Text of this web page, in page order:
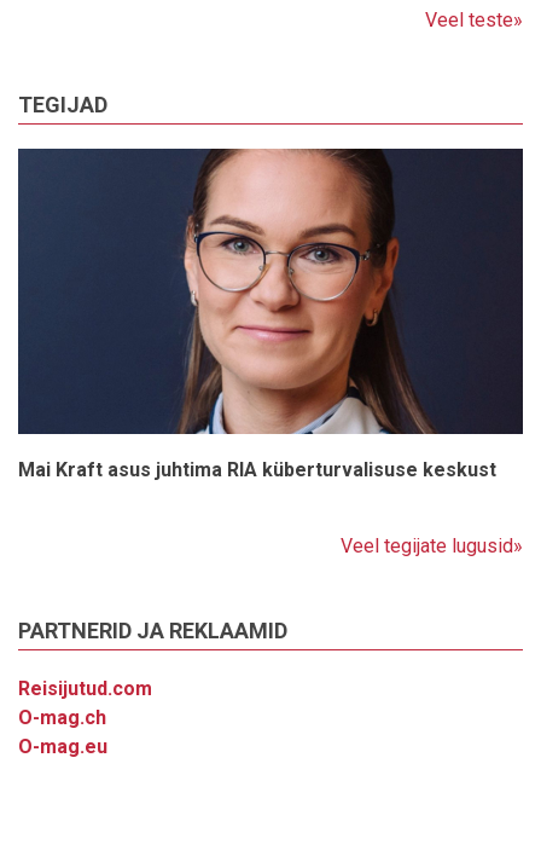
Veel teste»
TEGIJAD
Mai Kraft asus juhtima RIA küberturvalisuse keskust
Veel tegijate lugusid»
PARTNERID JA REKLAAMID
Reisijutud.com
O-mag.ch
O-mag.eu